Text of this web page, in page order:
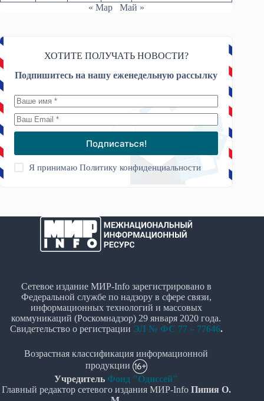
« Мар
Май »
ХОТИТЕ ПОЛУЧАТЬ НОВОСТИ?
Подпишитесь на нашу еженедельную рассылку
Подписаться!
Я принимаюПолитику конфиденциальности
Сетевое издание МИР-Info зарегистрировано в
Федеральной службе по надзору в сфере связи,
информационных технологий и массовых
коммуникаций (Роскомнадзор) 29 января 2020 года.
Свидетельство о регистрации ЭЛ № ФС 77 – 77646.
Возрастная классификация информационной
продукции
Учредитель Фонд "Одиссей"
Главный редактор сетевого издания МИР-Info Пипия О.